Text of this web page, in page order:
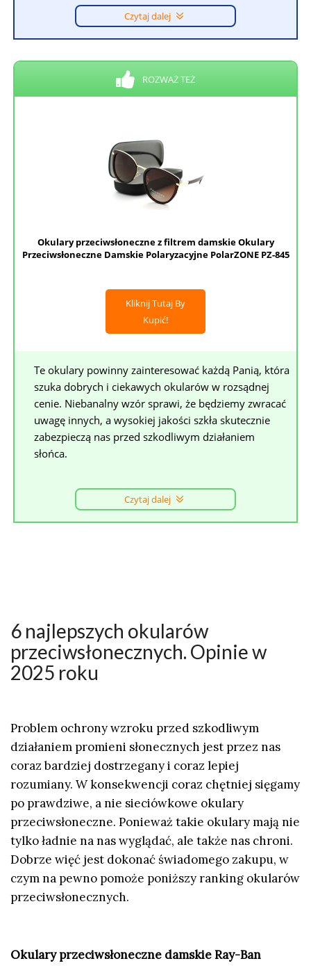
Czytaj dalej
ROZWAŻ TEŻ
Okulary przeciwsłoneczne z filtrem damskie Okulary
Przeciwsłoneczne Damskie Polaryzacyjne PolarZONE PZ-845
Kliknij Tutaj By
Kupić!
Te okulary powinny zainteresować każdą Panią, która
szuka dobrych i ciekawych okularów w rozsądnej
cenie. Niebanalny wzór sprawi, że będziemy zwracać
uwagę innych, a wysokiej jakości szkła skutecznie
zabezpieczą nas przed szkodliwym działaniem
słońca.
Czytaj dalej
6 najlepszych okularów
przeciwsłonecznych. Opinie w
2025 roku
Problem ochrony wzroku przed szkodliwym
działaniem promieni słonecznych jest przez nas
coraz bardziej dostrzegany i coraz lepiej
rozumiany. W konsekwencji coraz chętniej sięgamy
po prawdziwe, a nie sieciówkowe okulary
przeciwsłoneczne. Ponieważ takie okulary mają nie
tylko ładnie na nas wyglądać, ale także nas chroni.
Dobrze więć jest dokonać świadomego zakupu, w
czym na pewno pomoże poniższy ranking okularów
przeciwsłonecznych.
Okulary przeciwsłoneczne damskie Ray-Ban